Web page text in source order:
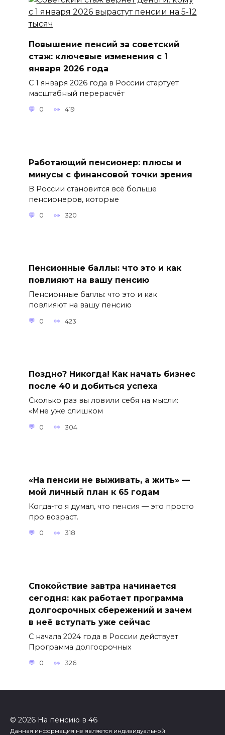
Повышение пенсий за советский
стаж: ключевые изменения с 1
января 2026 года
С 1 января 2026 года в России стартует
масштабный перерасчёт
0 419
Работающий пенсионер: плюсы и
минусы с финансовой точки зрения
В России становится всё больше
пенсионеров, которые
0 320
Пенсионные баллы: что это и как
повлияют на вашу пенсию
Пенсионные баллы: что это и как
повлияют на вашу пенсию
0 423
Поздно? Никогда! Как начать бизнес
после 40 и добиться успеха
Сколько раз вы ловили себя на мысли:
«Мне уже слишком
0 304
«На пенсии не выживать, а жить» —
мой личный план к 65 годам
Когда-то я думал, что пенсия — это просто
про возраст.
0 318
Спокойствие завтра начинается
сегодня: как работает программа
долгосрочных сбережений и зачем
в неё вступать уже сейчас
С начала 2024 года в России действует
Программа долгосрочных
0 326
© 2026 На пенсию в 46
Данная информация не является индивидуальной